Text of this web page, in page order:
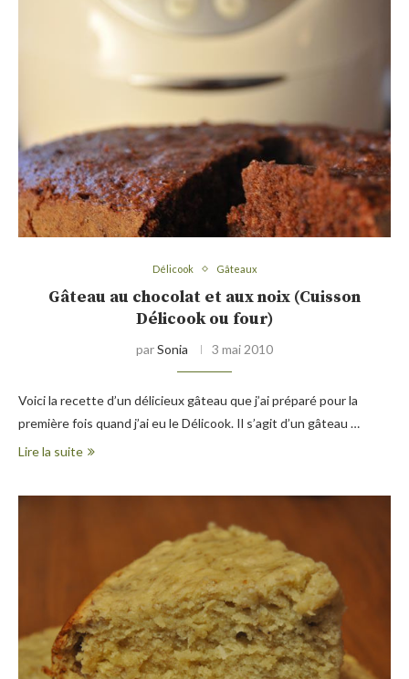
Délicook Gâteaux
Gâteau au chocolat et aux noix (Cuisson
Délicook ou four)
parSonia 3 mai 2010
Voici la recette d’un délicieux gâteau que j’ai préparé pour la
première fois quand j’ai eu le Délicook. Il s’agit d’un gâteau …
Lire la suite